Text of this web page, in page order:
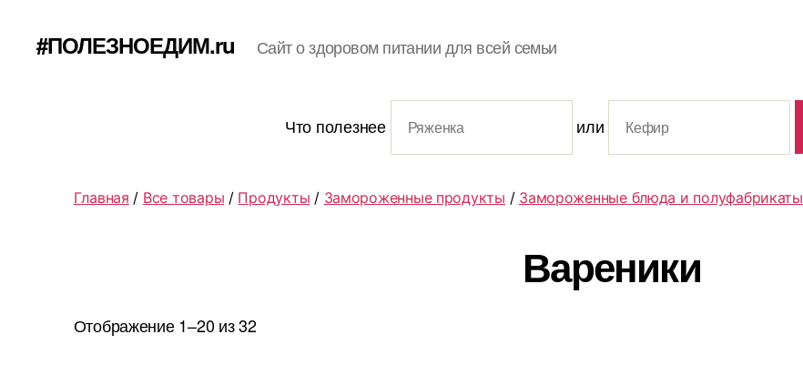
#ПОЛЕЗНОЕДИМ.ru Сайт о здоровом питании для всей семьи
Что полезнее или
Главная / Все товары / Продукты / Замороженные продукты / Замороженные блюда и полуфабрикаты
Вареники
Отображение 1–20 из 32